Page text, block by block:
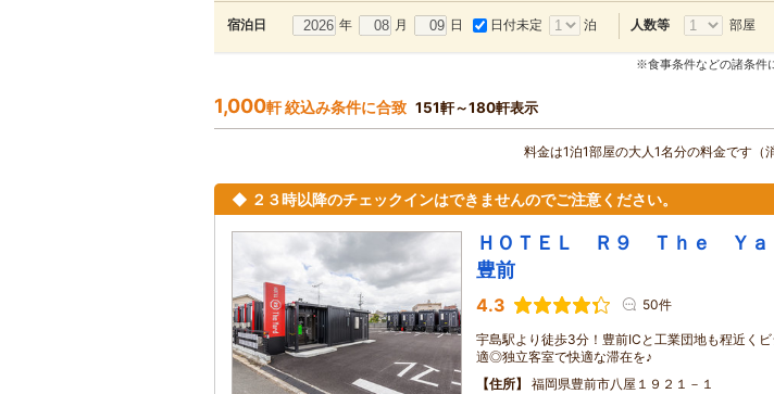
宿泊日 年 月 日 日付未定 泊 人数等 部屋
※食事条件などの諸条件
1,000軒 絞込み条件に合致 151軒～180軒表示
料金は1泊1部屋の大人1名分の料金です（
◆ ２３時以降のチェックインはできませんのでご注意ください。
ＨＯＴＥＬ Ｒ９ Ｔｈｅ Ｙ
豊前
4.3 50件
宇島駅より徒歩3分！豊前ICと工業団地も程近く
適◎独立客室で快適な滞在を♪
住所
福岡県豊前市八屋１９２１－１